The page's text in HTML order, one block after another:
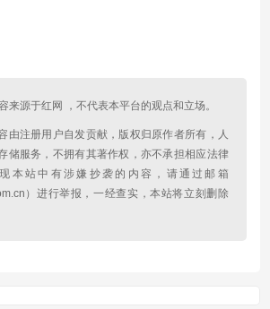
来源于红网 ，不代表本平台的观点和立场。
由注册用户自发贡献，版权归原作者所有，人
储服务，不拥有其著作权，亦不承担相应法律
本站中有涉嫌抄袭的内容，请通过邮箱
）进行举报，一经查实，本站将立刻删除